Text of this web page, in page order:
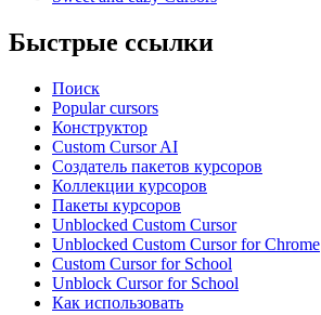
Быстрые ссылки
Поиск
Popular cursors
Конструктор
Custom Cursor AI
Создатель пакетов курсоров
Коллекции курсоров
Пакеты курсоров
Unblocked Custom Cursor
Unblocked Custom Cursor for Chrome
Custom Cursor for School
Unblock Cursor for School
Как использовать